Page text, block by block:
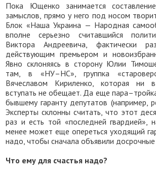
Пока Ющенко занимается
замыслов, прямо у него под носом
Блок «Наша Украина — Народная
вполне серьезно считавшийся
Виктора Андреевича, фактически
действующим премьером и
Явно склоняясь в сторону Юлии
там, в «НУ–НС», группка
Вячеславом Кириленко, которая ни
вступать не обещает. Да еще
бывшему гаранту депутатов (например,
Эксперты склонны считать, что этот
раз и есть той «последней гвардией»,
менее может еще опереться уходящий
надо, чтобы сначала объявили
Что ему для счастья надо?